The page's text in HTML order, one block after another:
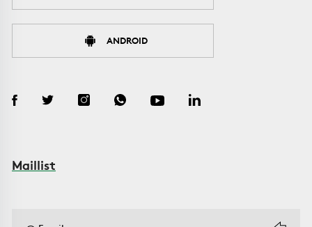
ANDROID
Maillist